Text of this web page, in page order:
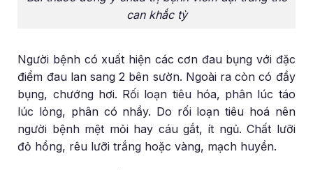
can khắc tỳ
Người bệnh có xuất hiện các cơn đau bụng với đặc
điểm đau lan sang 2 bên sườn. Ngoài ra còn có đầy
bụng, chướng hơi. Rối loạn tiêu hóa, phân lúc táo
lúc lỏng, phân có nhầy. Do rối loạn tiêu hoá nên
người bệnh mệt mỏi hay cáu gắt, ít ngủ. Chất lưỡi
đỏ hồng, rêu lưỡi trắng hoặc vàng, mạch huyền.